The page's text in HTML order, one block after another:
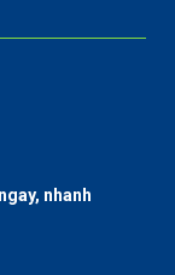
nhanh